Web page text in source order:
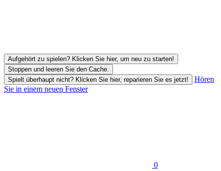
Aufgehört zu spielen? Klicken Sie hier, um neu zu starten!
Stoppen und leeren Sie den Cache.
Spielt überhaupt nicht? Klicken Sie hier, reparieren Sie es jetzt!
Hören
Sie in einem neuen Fenster
0